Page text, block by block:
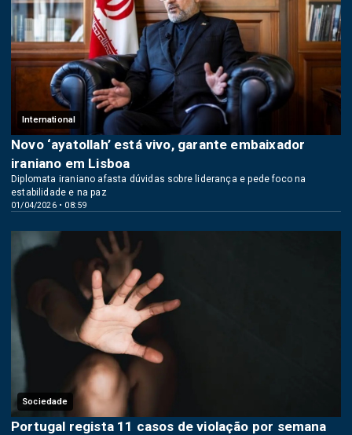
International
01/04/2026 • 08:59
Novo ‘ayatollah’ está vivo, garante embaixador
iraniano em Lisboa
Diplomata iraniano afasta dúvidas sobre liderança e pede foco na
estabilidade e na paz
Sociedade
Portugal regista 11 casos de violação por semana